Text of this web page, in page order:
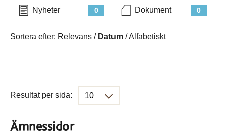
0
Nyheter 0
Dokument
Sortera efter: Relevans / Datum /Alfabetiskt
Resultat per sida:
Ämnessidor